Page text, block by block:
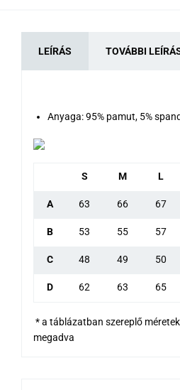
LEÍRÁS TOVÁBBI
Anyaga: 95% pamut, 5%
S M L
A 63 66 67
B 53 55 57
C 48 49 50
D 62 63 65
* a táblázatban szereplő
megadva